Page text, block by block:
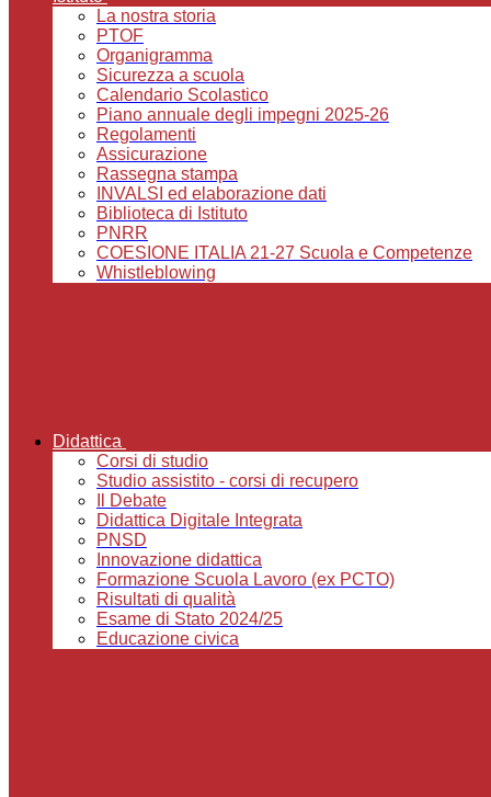
La nostra storia
PTOF
Organigramma
Sicurezza a scuola
Calendario Scolastico
Piano annuale degli impegni 2025-26
Regolamenti
Assicurazione
Rassegna stampa
INVALSI ed elaborazione dati
Biblioteca di Istituto
PNRR
COESIONE ITALIA 21-27 Scuola e Competenze
Whistleblowing
Didattica
Corsi di studio
Studio assistito - corsi di recupero
Il Debate
Didattica Digitale Integrata
PNSD
Innovazione didattica
Formazione Scuola Lavoro (ex PCTO)
Risultati di qualità
Esame di Stato 2024/25
Educazione civica